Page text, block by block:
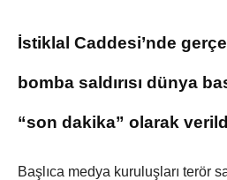
İstiklal Caddesi’nde
bomba saldırısı dünya
“son dakika” olarak
Başlıca medya kuruluşları terör